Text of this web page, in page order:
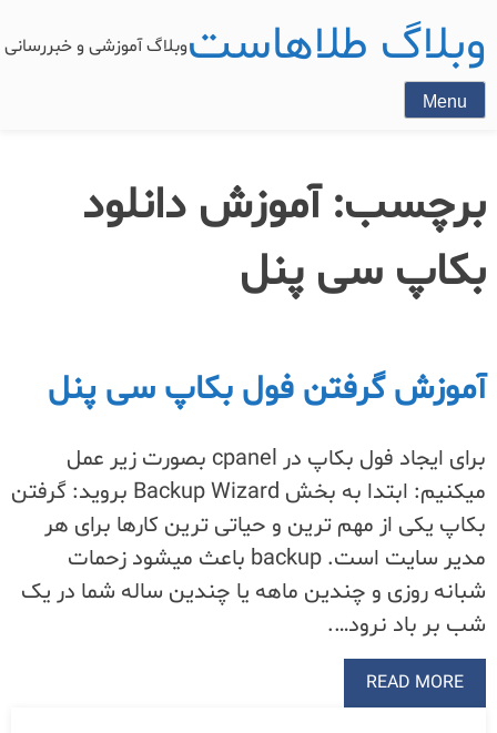
وبلاگ طلاهاستوبلاگ آموزشی و
Menu
برچسب:آموزش دانلود
بکاپ سی پنل
آموزش گرفتن فول بکاپ سی پنل
برای ایجاد فول بکاپ در cpanel بصورت زیر عمل
میکنیم: ابتدا به بخش Backup Wizard بروید: گرفتن
بکاپ یکی از مهم ترین و حیاتی ترین کارها برای هر
مدیر سایت است. backup باعث میشود زحمات
شبانه روزی و چندین ماهه یا چندین ساله شما در یک
شب بر باد نرود….
READ MORE